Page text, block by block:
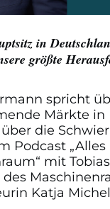
in
größte
spricht
Märkte in
die
Podcast „Alles
mit
Katja